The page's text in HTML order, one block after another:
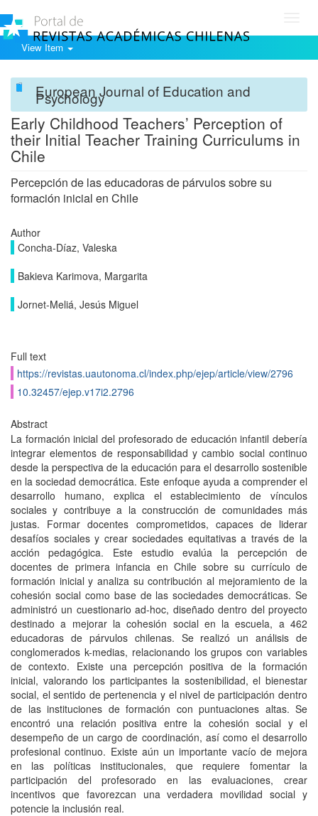
View Item
European Journal of Education and
Psychology
Early Childhood Teachers’ Perception of
their Initial Teacher Training Curriculums in
Chile
Percepción de las educadoras de párvulos sobre su
formación inicial en Chile
Author
Concha-Díaz, Valeska
Bakieva Karimova, Margarita
Jornet-Meliá, Jesús Miguel
Full text
https://revistas.uautonoma.cl/index.php/ejep/article/view/2796
10.32457/ejep.v17i2.2796
Abstract
La formación inicial del profesorado de educación infantil debería
integrar elementos de responsabilidad y cambio social continuo
desde la perspectiva de la educación para el desarrollo sostenible
en la sociedad democrática. Este enfoque ayuda a comprender el
desarrollo humano, explica el establecimiento de vínculos
sociales y contribuye a la construcción de comunidades más
justas. Formar docentes comprometidos, capaces de liderar
desafíos sociales y crear sociedades equitativas a través de la
acción pedagógica. Este estudio evalúa la percepción de
docentes de primera infancia en Chile sobre su currículo de
formación inicial y analiza su contribución al mejoramiento de la
cohesión social como base de las sociedades democráticas. Se
administró un cuestionario ad-hoc, diseñado dentro del proyecto
destinado a mejorar la cohesión social en la escuela, a 462
educadoras de párvulos chilenas. Se realizó un análisis de
conglomerados k-medias, relacionando los grupos con variables
de contexto. Existe una percepción positiva de la formación
inicial, valorando los participantes la sostenibilidad, el bienestar
social, el sentido de pertenencia y el nivel de participación dentro
de las instituciones de formación con puntuaciones altas. Se
encontró una relación positiva entre la cohesión social y el
desempeño de un cargo de coordinación, así como el desarrollo
profesional continuo. Existe aún un importante vacío de mejora
en las políticas institucionales, que requiere fomentar la
participación del profesorado en las evaluaciones, crear
incentivos que favorezcan una verdadera movilidad social y
potencie la inclusión real.